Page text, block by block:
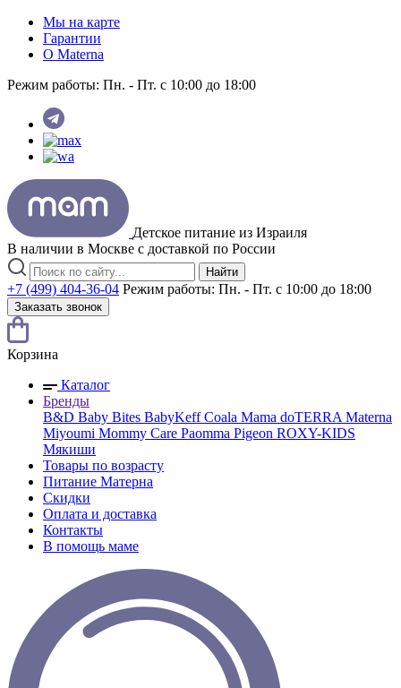
Мы на карте
Гарантии
O Materna
Режим работы: Пн. - Пт. с 10:00 до 18:00
Детское питание из Израиля
В наличии в Москве с доставкой по России
Найти
+7 (499) 404-36-04 Режим работы: Пн. - Пт. с 10:00 до 18:00
Заказать звонок
Корзина
Каталог
Бренды
B&D Baby Bites BabyKeffCoala Mama doTERRA Materna
Miyoumi Mommy Care Paomma Pigeon ROXY-KIDS
Мякиши
Товары по возрасту
Питание Матерна
Скидки
Оплата и доставка
Контакты
В помощь маме